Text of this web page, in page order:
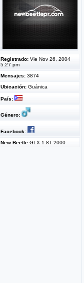
Registrado: Vie Nov 26, 2004
5:27 pm
Mensajes: 3874
Ubicación: Guánica
País:
Género:
Facebook:
New Beetle:GLX 1.8T 2000